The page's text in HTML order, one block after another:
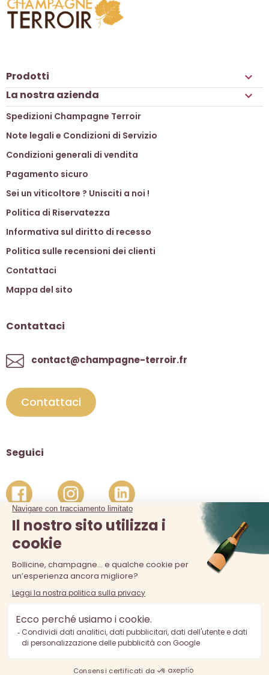
Prodotti 
La nostra azienda 
Spedizioni Champagne Terroir
Note legali e Condizioni di Servizio
Condizioni generali di vendita
Pagamento sicuro
Sei un viticoltore ? Unisciti a noi !
Politica di Riservatezza
Informativa sul diritto di recesso
Politica sulle recensioni dei clienti
Contattaci
Mappa del sito
Contattaci
contact@champagne-terroir.fr
Contattaci
Seguici
La vendita di alcolici è vietata ai minori di 18 anni. L'abuso di